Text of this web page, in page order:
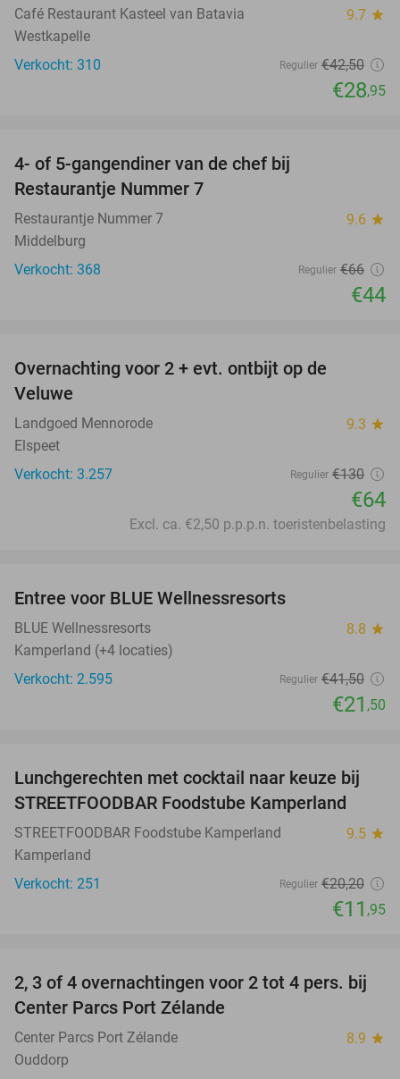
Café Restaurant Kasteel van Batavia 9.7 star
Westkapelle
Verkocht: 310
Regulier €42,50
€28,95
4- of 5-gangendiner van de chef bij
Restaurantje Nummer 7
Restaurantje Nummer 7 9.6 star
Middelburg
Verkocht: 368
Regulier €66
€44
Overnachting voor 2 + evt. ontbijt op de
Veluwe
Landgoed Mennorode 9.3 star
Elspeet
Verkocht: 3.257
Regulier €130
€64
Excl. ca. €2,50 p.p.p.n. toeristenbelasting
Entree voor BLUE Wellnessresorts
BLUE Wellnessresorts 8.8 star
Kamperland (+4 locaties)
Verkocht: 2.595
Regulier €41,50
€21 ,50
41%
Lunchgerechten met cocktail naar keuze bij
STREETFOODBAR Foodstube Kamperland
STREETFOODBAR Foodstube Kamperland 9.5 star
Kamperland
Verkocht: 251
Regulier €20,20
€11 ,95
17%
2, 3 of 4 overnachtingen voor 2 tot 4 pers. bij
Center Parcs Port Zélande
Center Parcs Port Zélande 8.9 star
Ouddorp